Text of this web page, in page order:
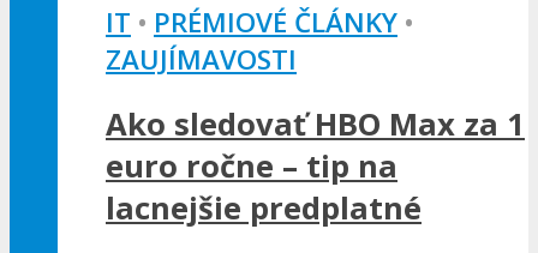
IT • PRÉMIOVÉ ČLÁNKY •
ZAUJÍMAVOSTI
Ako sledovať HBO Max za 1
euro ročne – tip na
lacnejšie predplatné